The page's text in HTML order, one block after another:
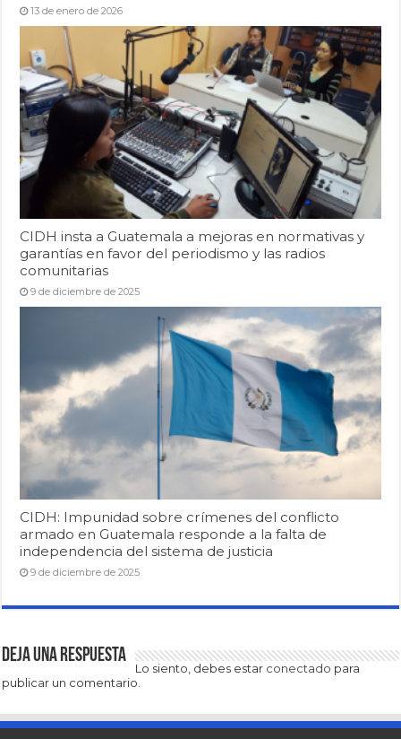
13 de enero de 2026
CIDH insta a Guatemala a mejoras en normativas y
garantías en favor del periodismo y las radios
comunitarias
9 de diciembre de 2025
CIDH: Impunidad sobre crímenes del conflicto
armado en Guatemala responde a la falta de
independencia del sistema de justicia
9 de diciembre de 2025
Deja una respuesta
Lo siento, debes estar conectado para
publicar un comentario.